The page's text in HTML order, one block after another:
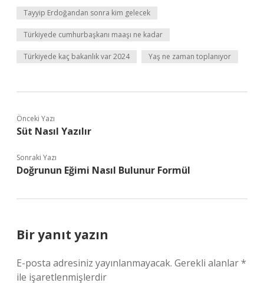
Tayyip Erdoğandan sonra kim gelecek
Türkiyede cumhurbaşkanı maaşı ne kadar
Türkiyede kaç bakanlık var 2024 Yaş ne zaman toplanıyor
Önceki Yazı
Süt Nasıl Yazılır
Sonraki Yazı
Doğrunun Eğimi Nasıl Bulunur Formül
Bir yanıt yazın
E-posta adresiniz yayınlanmayacak. Gerekli alanlar*
ile işaretlenmişlerdir